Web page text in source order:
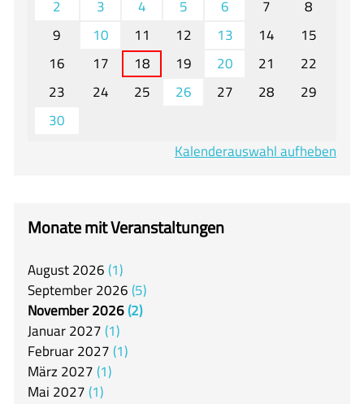
Veranstaltungen und Termine
Unser Unterricht - Fachcurricula
Unsere Konzepte
Downloads
Unter-, Mittel und Oberstufe
Offener Ganztag
Mensa
Unsere Schulgemeinschaft
Kontakt
🇬🇧
2
3 4 5 6 7
8
9
10 11 12 13 14
15
16
17 18 19 20 21
22
23
24 25 26 27 28
29
30
Kalenderauswahl aufheben
Monate mit Veranstaltungen
August2026 1
September2026 5
November2026 2
Januar2027 1
Februar2027 1
März 2027 1
Mai 2027 1